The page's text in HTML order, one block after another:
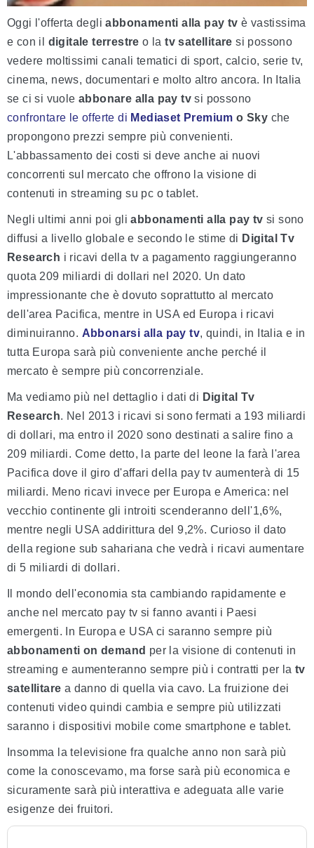
Oggi l'offerta degliabbonamenti alla pay tv è vastissima
e con il digitale terrestre o latv satellitare si possono
vedere moltissimi canali tematici di sport, calcio, serie tv,
cinema, news, documentari e molto altro ancora. In Italia
se ci si vuoleabbonare alla pay tv si possono
confrontare le offerte di Mediaset Premium o Sky che
propongono prezzi sempre più convenienti.
L'abbassamento dei costi si deve anche ai nuovi
concorrenti sul mercato che offrono la visione di
contenuti in streaming su pc o tablet.
Negli ultimi anni poi gliabbonamenti alla pay tv si sono
diffusi a livello globale e secondo le stime di Digital Tv
Research i ricavi della tv a pagamento raggiungeranno
quota 209 miliardi di dollari nel 2020. Un dato
impressionante che è dovuto soprattutto al mercato
dell'area Pacifica, mentre in USA ed Europa i ricavi
diminuiranno. Abbonarsi alla pay tv, quindi, in Italia e in
tutta Europa sarà più conveniente anche perché il
mercato è sempre più concorrenziale.
Ma vediamo più nel dettaglio i dati di Digital Tv
Research. Nel 2013 i ricavi si sono fermati a 193 miliardi
di dollari, ma entro il 2020 sono destinati a salire fino a
209 miliardi. Come detto, la parte del leone la farà l'area
Pacifica dove il giro d'affari della pay tv aumenterà di 15
miliardi. Meno ricavi invece per Europa e America: nel
vecchio continente gli introiti scenderanno dell'1,6%,
mentre negli USA addirittura del 9,2%. Curioso il dato
della regione sub sahariana che vedrà i ricavi aumentare
di 5 miliardi di dollari.
Il mondo dell'economia sta cambiando rapidamente e
anche nel mercato pay tv si fanno avanti i Paesi
emergenti. In Europa e USA ci saranno sempre più
abbonamenti on demand per la visione di contenuti in
streaming e aumenteranno sempre più i contratti per la tv
satellitare a danno di quella via cavo. La fruizione dei
contenuti video quindi cambia e sempre più utilizzati
saranno i dispositivi mobile come smartphone e tablet.
Insomma la televisione fra qualche anno non sarà più
come la conoscevamo, ma forse sarà più economica e
sicuramente sarà più interattiva e adeguata alle varie
esigenze dei fruitori.